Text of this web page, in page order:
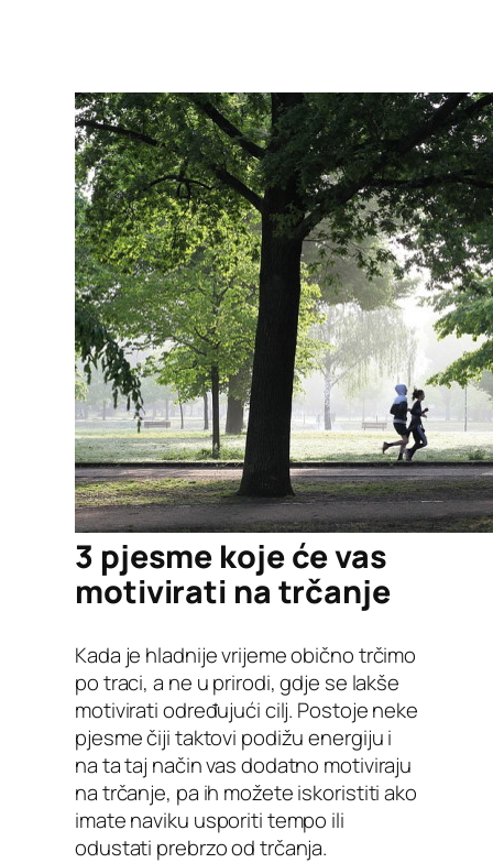
3 pjesme koje će vas
motivirati na trčanje
Kada je hladnije vrijeme obično trčimo
po traci, a ne u prirodi, gdje se lakše
motivirati određujući cilj. Postoje neke
pjesme čiji taktovi podižu energiju i
na ta taj način vas dodatno motiviraju
na trčanje, pa ih možete iskoristiti ako
imate naviku usporiti tempo ili
odustati prebrzo od trčanja.